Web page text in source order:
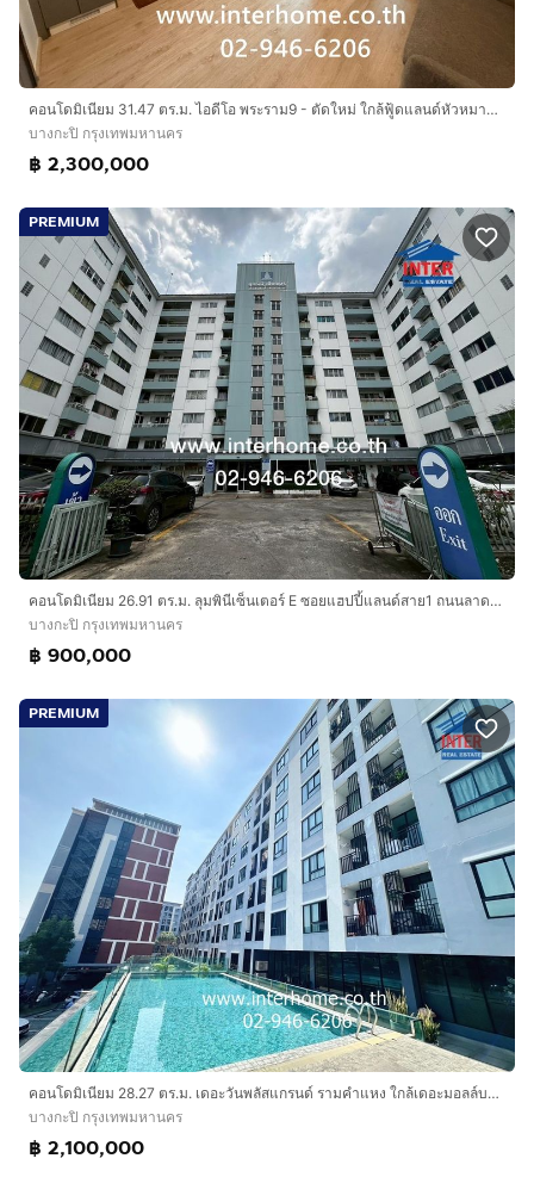
คอนโดมิเนียม 31.47 ตร.ม. ไอดีโอ พระราม9 - ตัดใหม่ ใกล้ฟู้ดแลนด์หัวหมาก ถนนรามคำแหง ถนนพระราม9 เขตบางกะปิ กรุงเทพมหานคร
บางกะปิ กรุงเทพมหานคร
฿ 2,300,000
PREMIUM
คอนโดมิเนียม 26.91 ตร.ม. ลุมพินีเซ็นเตอร์ E ซอยแฮปปี้แลนด์สาย1 ถนนลาดพร้าว ถนนนวมินทร์ เขตบางกะปิ กรุงเทพมหานคร
บางกะปิ กรุงเทพมหานคร
฿ 900,000
PREMIUM
คอนโดมิเนียม 28.27 ตร.ม. เดอะวันพลัสแกรนด์ รามคำแหง ใกล้เดอะมอลล์บางกะปิ ซอยรามคำแหง32 ถนนรามคำแหง เขตบางกะปิ กรุงเทพ
บางกะปิ กรุงเทพมหานคร
฿ 2,100,000